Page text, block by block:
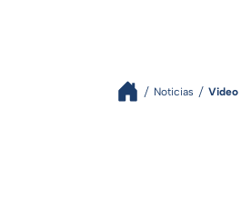
Noticias Video